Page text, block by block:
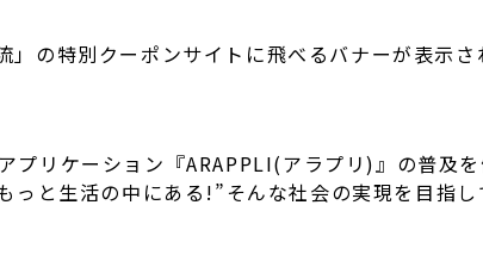
の特別クーポンサイトに飛べるバナーが表示さ
リケーション『ARAPPLI(アラプリ)』の普及
と生活の中にある!”そんな社会の実現を目指し